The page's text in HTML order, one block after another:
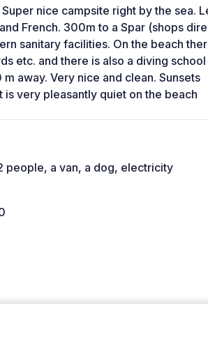
nice campsite right by the sea.
French. 300m to a Spar (shops
sanitary facilities. On the beach
etc. and there is also a diving
away. Very nice and clean. Sunsets
very pleasantly quiet on the beach
people, a van, a dog, electricity